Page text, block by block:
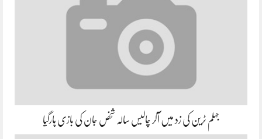
جہلم ٹرین کی زد میں آکر چالیس سالہ شخص جان کی بازی ہارگیا